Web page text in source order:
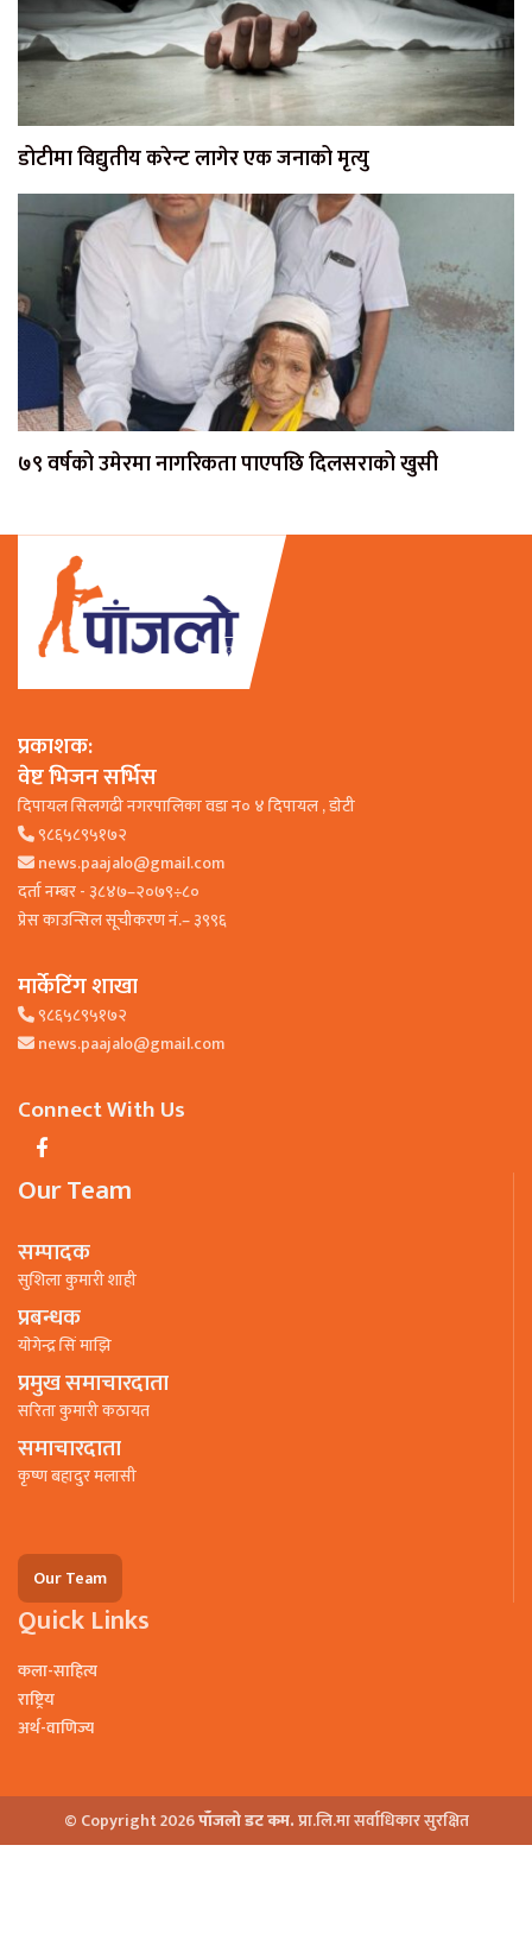
डोटीमा विद्युतीय करेन्ट लागेर एक जनाको मृत्यु
७९ वर्षको उमेरमा नागरिकता पाएपछि दिलसराको खुसी
प्रकाशक:
वेष्ट भिजन सर्भिस
दिपायल सिलगढी नगरपालिका वडा न० ४ दिपायल , डाेटी
९८६५८९५१७२
news.paajalo@gmail.com
दर्ता नम्बर - ३८४७–२०७९÷८०
प्रेस काउन्सिल सूचीकरण नं.– ३९९६
मार्केटिंग शाखा
९८६५८९५१७२
news.paajalo@gmail.com
Connect With Us
Our Team
सम्पादक
सुशिला कुमारी शाही
प्रबन्धक
याेगेन्द्र सिं माझि
प्रमुख समाचारदाता
सरिता कुमारी कठायत
समाचारदाता
कृष्ण बहादुर मलासी
Our Team
Quick Links
कला-साहित्य
राष्ट्रिय
अर्थ-वाणिज्य
© Copyright 2026पाँजलो डट कम.प्रा.लि.मा सर्वाधिकार सुरक्षित